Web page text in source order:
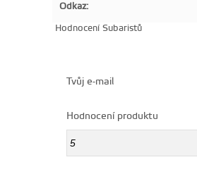
Odkaz:
Hodnocení Subaristů
Tvůj e-mail
Hodnocení produktu